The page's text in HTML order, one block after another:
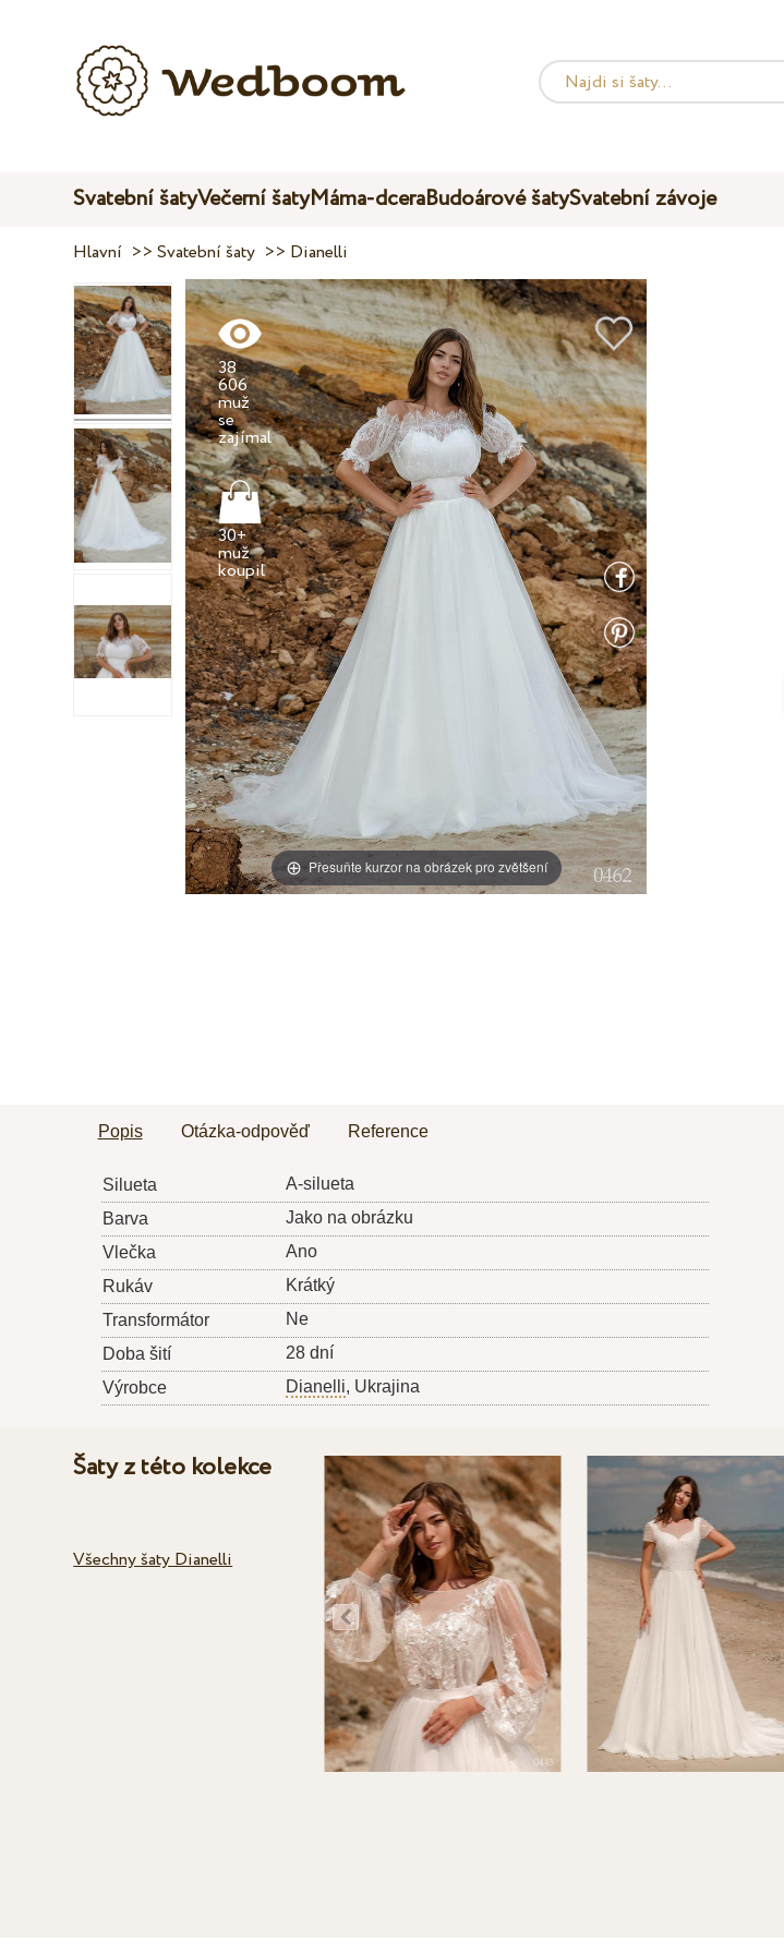
Svatební šatyVečerní šatyMáma-dceraBudoárové šatySvatební závoje
Hlavní >>Svatební šaty >> Dianelli
Přesuňte kurzor na obrázek pro zvětšení
38
606
muž
se
zajímal
30+
muž
koupil
Popis Otázka-odpověď Reference
Silueta
A-silueta
Barva
Jako na obrázku
Vlečka
Ano
Rukáv
Krátký
Transformátor
Ne
Doba šití
28 dní
Výrobce
Dianelli, Ukrajina
Šaty z této kolekce
Všechny šaty Dianelli